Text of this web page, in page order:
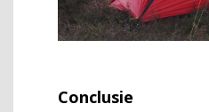
Conclusie